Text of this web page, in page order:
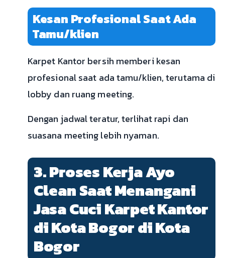
Kesan Profesional Saat Ada
Tamu/klien
Karpet Kantor bersih memberi kesan
profesional saat ada tamu/klien, terutama di
lobby dan ruang meeting.
Dengan jadwal teratur, terlihat rapi dan
suasana meeting lebih nyaman.
3. Proses Kerja Ayo
Clean Saat Menangani
Jasa Cuci Karpet Kantor
di Kota Bogor di Kota
Bogor